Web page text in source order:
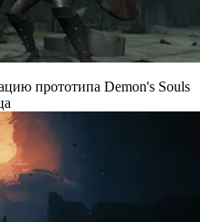
прототипа Demon's Souls